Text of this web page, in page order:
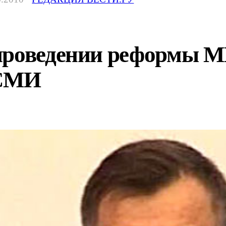
реформы